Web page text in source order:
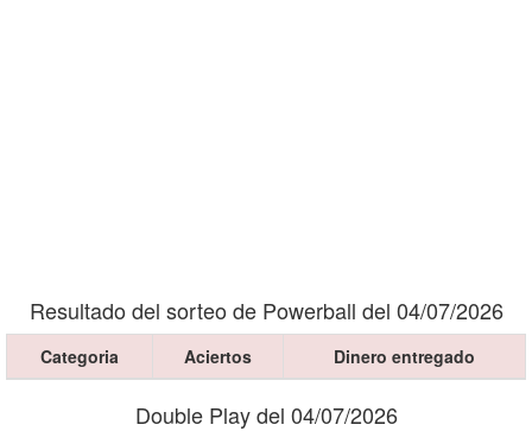
Resultado del sorteo de Powerball del 04/07/2026
Categoria Aciertos Dinero entregado
Double Play del 04/07/2026